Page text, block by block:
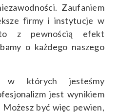
Zaufaniem
firmy i instytucje w
z pewnością efekt
o każdego naszego
w których jesteśmy
jest wynikiem
być więc pewien,